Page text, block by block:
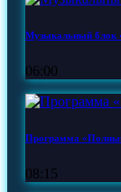
Музыкальный блок
06:00
Программа
08:15